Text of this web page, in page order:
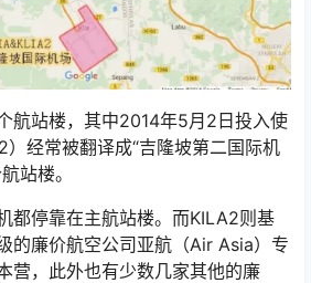
航站楼，其中2014年5月2日投入使
）经常被翻译成“吉隆坡第二国际机
站楼。
都停靠在主航站楼。而KILA2则基
的廉价航空公司亚航（Air Asia）专
营，此外也有少数几家其他的廉